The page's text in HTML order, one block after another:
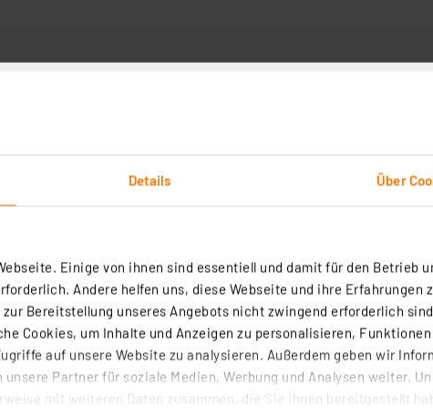
Details Über
Einige von ihnen sind essentiell und damit für den Betrieb
Andere helfen uns, diese Webseite und ihre Erfahrungen
zur Bereitstellung unseres Angebots nicht zwingend erforderlich
Cookies, um Inhalte und Anzeigen zu personalisieren,
auf unsere Website zu analysieren. Außerdem geben wir
Partner für soziale Medien, Werbung und Analysen weiter.
mit weiteren Daten zusammen, die Sie ihnen bereitgestellt
präzise auf den zu beleuchtenden Bereich ausgerichtet
von 370 lm und sind mit 25.000 Stunden sehr
mit Schutzglasscheibe. Das ausreichend lange 1,8-m-
dimmbar